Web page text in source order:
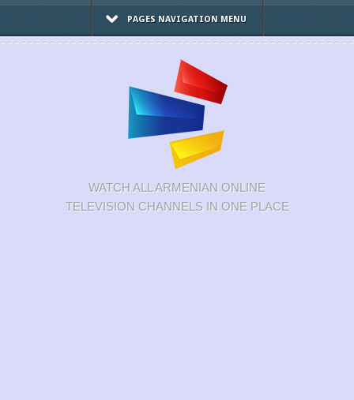
PAGES NAVIGATION MENU
WATCH ALL ARMENIAN ONLINE
TELEVISION CHANNELS IN ONE PLACE